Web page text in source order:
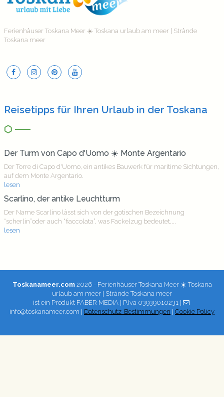
Ferienhäuser Toskana Meer ☀️ Toskana urlaub am meer | Strände
Toskana meer
Reisetipps für Ihren Urlaub in der Toskana
Der Turm von Capo d'Uomo ☀️ Monte Argentario
Der Torre di Capo d'Uomo, ein antikes Bauwerk für maritime Sichtungen,
auf dem Monte Argentario.
lesen
Scarlino, der antike Leuchtturm
Der Name Scarlino lässt sich von der gotischen Bezeichnung
“scherlin”oder auch “fiaccolata”, was Fackelzug bedeutet,...
lesen
Toskanameer.com2026 - Ferienhäuser Toskana Meer ☀️ Toskana
urlaub am meer | Strände Toskana meer
ist ein Produkt FABER MEDIA| P.Iva 03939010231 |
info@toskanameer.com | Datenschutz-Bestimmungen Cookie Policy